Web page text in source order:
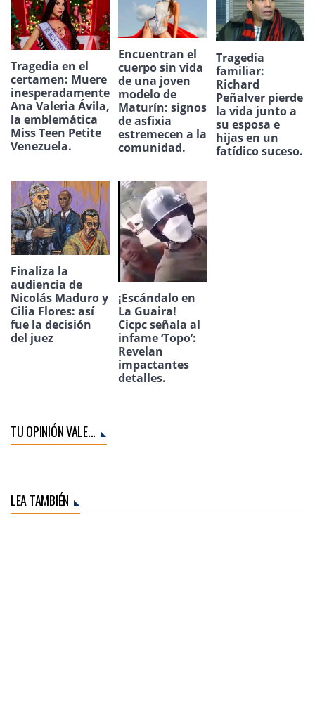
Tragedia en el
certamen: Muere
inesperadamente
Ana Valeria Ávila,
la emblemática
Miss Teen Petite
Venezuela.
Encuentran el
cuerpo sin vida
de una joven
modelo de
Maturín: signos
de asfixia
estremecen a la
comunidad.
Tragedia
familiar:
Richard
Peñalver pierde
la vida junto a
su esposa e
hijas en un
fatídico suceso.
Finaliza la
audiencia de
Nicolás Maduro y
Cilia Flores: así
fue la decisión
del juez
¡Escándalo en
La Guaira!
Cicpc señala al
infame ‘Topo’:
Revelan
impactantes
detalles.
TU OPINIÓN VALE...
LEA TAMBIÉN